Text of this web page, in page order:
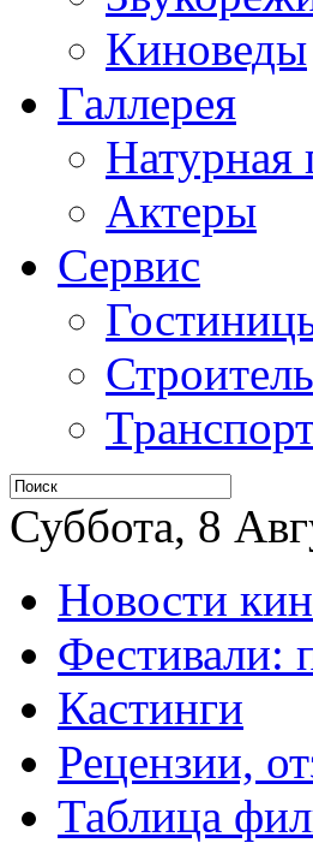
Киноведы
Галлерея
Натурная
Актеры
Сервис
Суббота, 8
Новости
Фестивали:
Кастинги
Рецензии,
Таблица